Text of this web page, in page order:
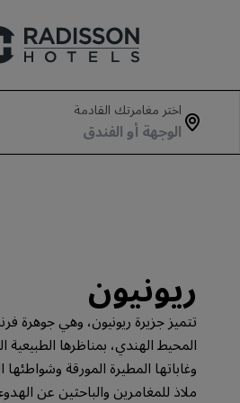
علاماتنا التجارية
اختر مغامرتك القادمة
ريونيون
تتميز جزيرة ريونيون، وهي جوهرة
المحيط الهندي، بمناظرها الطبيعية
وغاباتها المطيرة المورقة وشواطئها
ملاذ للمغامرين والباحثين عن